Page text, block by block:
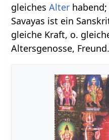
gleichesAlter
Savayas ist ein
gleiche Kraft, o.
Altersgenosse, Freund.